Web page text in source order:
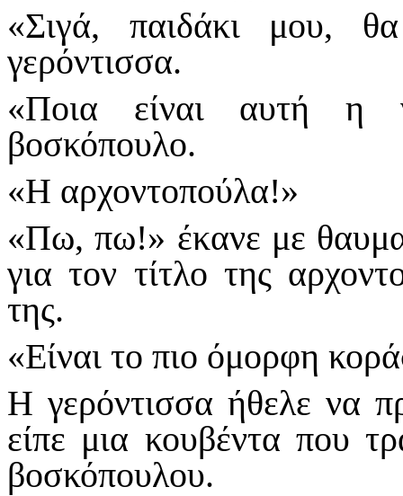
«Σιγά, παιδάκι μου,
γερόντισσα.
«Ποια είναι αυτή η
βοσκόπουλο.
«Η αρχοντοπούλα!»
«Πω, πω!» έκανε με
για τον τίτλο της
της.
«Είναι το πιο όμορφη
Η γερόντισσα ήθελε να
είπε μια κουβέντα που
βοσκόπουλου.